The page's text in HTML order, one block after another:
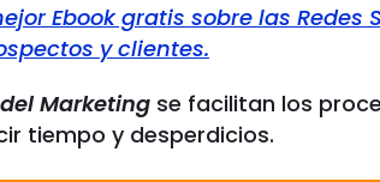
Ebook gratis sobre las Redes
y clientes.
Marketing se facilitan los
tiempo y desperdicios.